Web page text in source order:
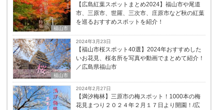
福山市
【広島紅葉スポットまとめ2024】福山市や尾道
市、三原市、世羅、三次市、庄原市など秋の紅葉
を巡るおすすめスポットを紹介！
福山市
2024年3月23日
【福山市桜スポット40選】2024年おすすめした
いお花見、桜名所を写真や動画でまとめて紹介！
／広島県福山市
2024年2月27日
【満汐梅林】三原市の梅スポット！1000本の梅
花見まつり２０２４年２月１７日より開園！/広